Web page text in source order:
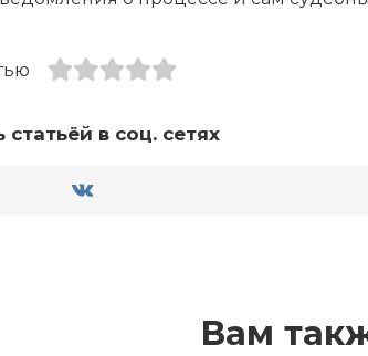
в соц. сетях
Вам